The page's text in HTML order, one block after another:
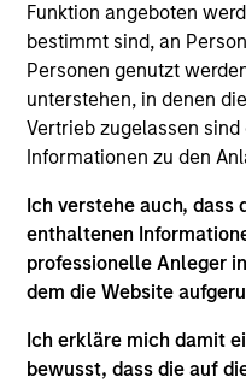
Funktion angeboten
bestimmt sind, an
Personen genutzt
unterstehen, in denen
Vertrieb zugelassen
Informationen zu den
Ich verstehe auch, dass
enthaltenen
professionelle Anleger
dem die Website
Ich erkläre mich damit
bewusst, dass die auf
Our team's
complemented by
capabilities and
us to address a
needs or